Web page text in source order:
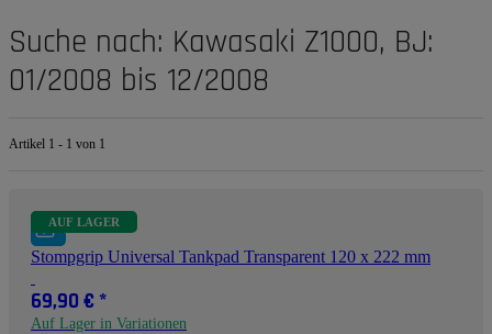
Suche nach: Kawasaki Z1000, BJ:
01/2008 bis 12/2008
Artikel 1 - 1 von 1
AUF LAGER
Stompgrip Universal Tankpad Transparent 120 x 222 mm
69,90 € *
Auf Lager in Variationen